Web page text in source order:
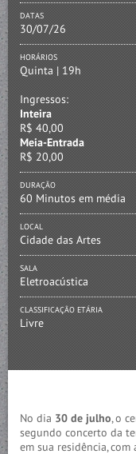
DATAS
30/07/26
HORÁRIOS
Quinta | 19h
Ingressos:
Inteira
R$ 40,00
Meia-Entrada
R$ 20,00
DURAÇÃO
60 Minutos em média
LOCAL
Cidade das Artes
SALA
Eletroacústica
CLASSIFICAÇÃO ETÁRIA
Livre
No dia 30 de julho, o
segundo concerto da
em sua residência, com